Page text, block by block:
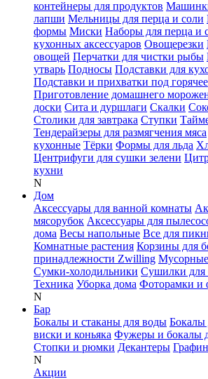
контейнеры для продуктов
лапши Мельницы для перца и соли
формы Миски Наборы для перца и
кухонных аксессуаров Овощерезки
овощей Перчатки для чистки рыбы
утварь Подносы Подставки для
Подставки и прихватки под горячее
Приготовление домашнего
доски Сита и дуршлаги Скалки
Столики для завтрака Ступки
Тендерайзеры для размягчения мяса
кухонные Тёрки Формы для льда
Центрифуги для сушки зелени
кухни
N
Дом
Аксессуары для ванной комнаты
мясорубок Аксессуары для
дома Весы напольные Все для
Комнатные растения Корзины для
принадлежности Zwilling
Сумки-холодильники Сушилки для
Техника Уборка дома Фоторамки и
N
Бар
Бокалы и стаканы для воды Бокалы
виски и коньяка Фужеры и бокалы
Стопки и рюмки Декантеры
N
Акции